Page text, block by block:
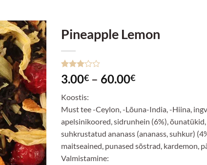
Lisa
lemmikuks
Pineapple Lemon
Hinnatud
3/5
1
hinnangu
põhjal
3.00€ – 60.00€
60.00€
Koostis:
Must tee -Ceylon, -Lõuna-India, -Hiina,
apelsinikoored, sidrunhein (6%),
suhkrustatud ananass (ananass, suhkur)
maitseained, punased sõstrad, kardemon,
Valmistamine: